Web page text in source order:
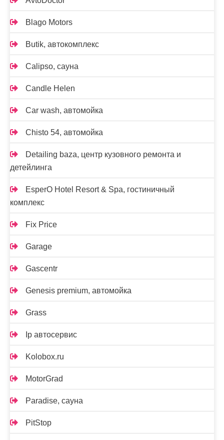
Blago Motors
Butik, автокомплекс
Calipso, сауна
Candle Helen
Car wash, автомойка
Chisto 54, автомойка
Detailing baza, центр кузовного ремонта и
детейлинга
EsperO Hotel Resort & Spa, гостиничный
комплекс
Fix Price
Garage
Gascentr
Genesis premium, автомойка
Grass
Ip автосервис
Kolobox.ru
MotorGrad
Paradise, сауна
PitStop